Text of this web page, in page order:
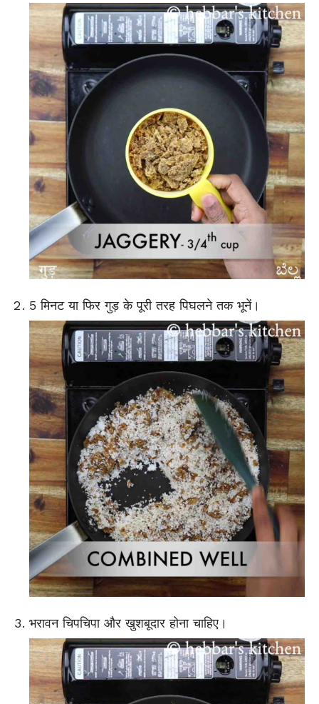
5 मिनट या फिर गुड़ के पूरी तरह पिघलने तक भूनें।
भरावन चिपचिपा और खुशबूदार होना चाहिए।